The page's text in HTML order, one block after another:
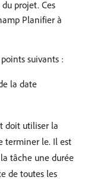
projet. Ces
Planifier à
suivants :
la date
doit utiliser la
terminer le. Il est
tâche une durée
de toutes les